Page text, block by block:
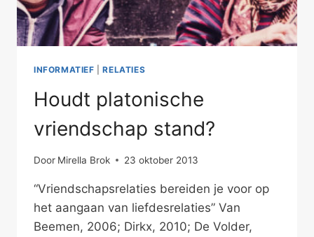
INFORMATIEF |RELATIES
Houdt platonische
vriendschap stand?
Door Mirella Brok 23 oktober 2013
“Vriendschapsrelaties bereiden je voor op
het aangaan van liefdesrelaties” Van
Beemen, 2006; Dirkx, 2010; De Volder,